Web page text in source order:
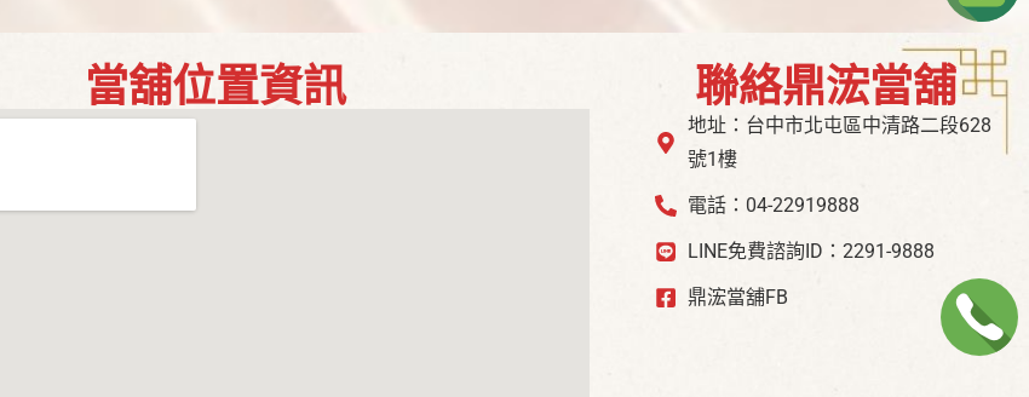
當舖位置資訊 聯絡鼎浤當舖
地址：台中市北屯區中清路二段628
號1樓
電話：04-22919888
LINE免費諮詢ID：2291-9888
鼎浤當舖FB